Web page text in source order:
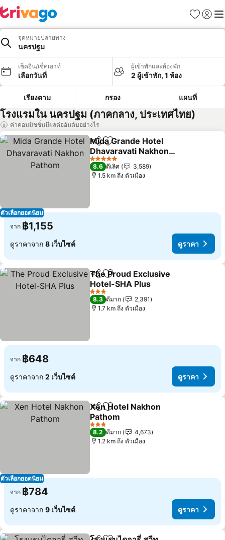
รายการโป
เข้าสู่ร
เมนู
จุดหมายปลายทาง
นครปฐม
เช็คอิน/เช็คเอาท์
เลือกวันที่
ผู้เข้าพักและห้องพัก
2 ผู้เข้าพัก, 1 ห้อง
เรียงตาม กรอง แผนที่
โรงแรมใน นครปฐม (ภาคกลาง, ประเทศไทย)
ค่าคอมมิชชั่นมีผลต่ออันดับอย่างไร
ตัวเลือกยอดนิยม
แชร์ เพิ่มในรายการโปรด
Mida Grande Hotel
Dhavaravati Nakhon
Pathom
ดูราคา
5 ดาว
8.6 ดีเลิศ
3,589
1.5 km ถึง ตัวเมือง
จาก ฿1,155
ดูราคาจาก 8 เว็บไซต์ ดูราคา
แชร์ เพิ่มในรายการโปรด
The Proud Exclusive
Hotel-SHA Plus
ดูราคา
3 ดาว
8.3 ดีมาก
2,391
1.7 km ถึง ตัวเมือง
จาก ฿648
ดูราคาจาก 2 เว็บไซต์ ดูราคา
ตัวเลือกยอดนิยม
แชร์ เพิ่มในรายการโปรด
Xen Hotel Nakhon
Pathom
ดูราคา
3 ดาว
8.2 ดีมาก
4,673
1.2 km ถึง ตัวเมือง
จาก ฿784
ดูราคาจาก 9 เว็บไซต์ ดูราคา